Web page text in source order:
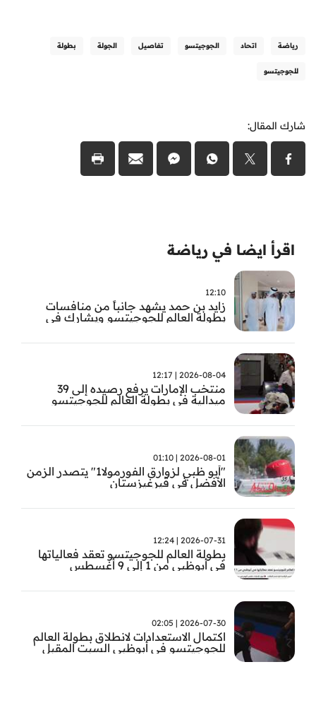
رياضة اتحاد الجوجيتسو تفاصيل الجولة بطولة
للجوجيتسو
شارك المقال:
اقرأ ايضا في رياضة
12:10
زايد بن حمد يشهد جانباً من منافسات
بطولة العالم للجوجيتسو ويشارك في
2026-08-04 | 12:17
منتخب الإمارات يرفع رصيده إلى 39
ميدالية في بطولة العالم للجوجيتسو
2026-08-01 | 01:10
"أبو ظبي لزوارق الفورمولا1" يتصدر الزمن
الأفضل في قيرغيزستان
2026-07-31 | 12:24
بطولة العالم للجوجيتسو تعقد فعالياتها
في أبوظبي من 1 إلى 9 أغسطس
2026-07-30 | 02:05
اكتمال الاستعدادات لانطلاق بطولة العالم
للجوجيتسو في أبوظبي السبت المقبل